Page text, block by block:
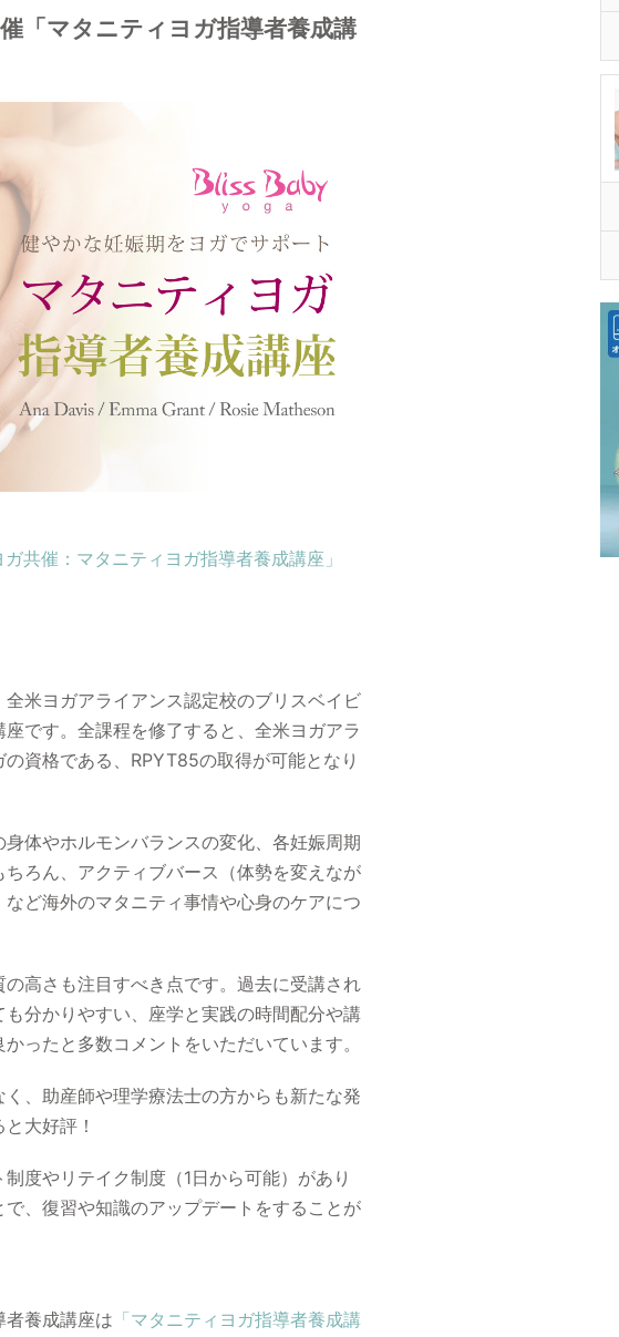
「マタニティヨガ指導者養成講
ガ共催：マタニティヨガ指導者養成講座」
米ヨガアライアンス認定校のブリスベイビ
です。全課程を修了すると、全米ヨガアラ
資格である、RPYT85の取得が可能となり
体やホルモンバランスの変化、各妊娠周期
ろん、アクティブバース（体勢を変えなが
ど海外のマタニティ事情や心身のケアにつ
高さも注目すべき点です。過去に受講され
分かりやすい、座学と実践の時間配分や講
ったと多数コメントをいただいています。
、助産師や理学療法士の方からも新たな発
大好評！
度やリテイク制度（1日から可能）があり
、復習や知識のアップデートをすることが
者養成講座は 「マタニティヨガ指導者養成講